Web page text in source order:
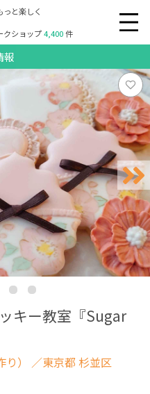
と楽しく
クショップ4,400件
報
キー教室『Sugar
） ／東京都 杉並区